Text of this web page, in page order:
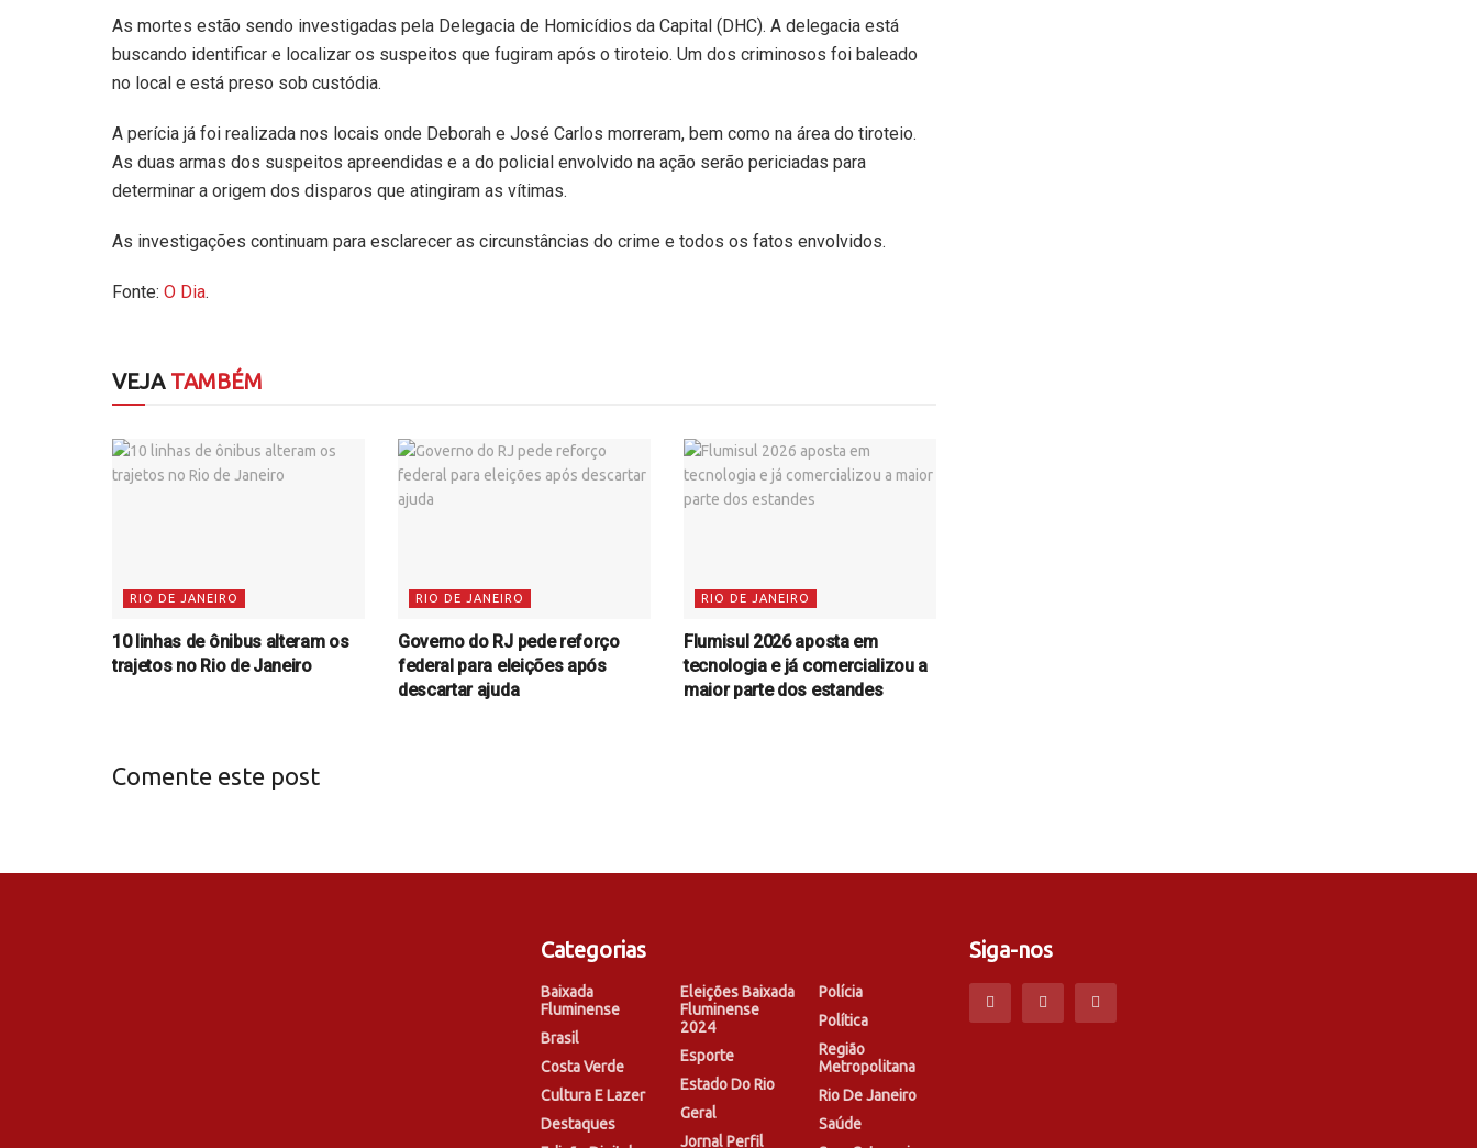
As mortes estão sendo investigadas pela Delegacia de Homicídios da Capital (DHC). A delegacia está
buscando identificar e localizar os suspeitos que fugiram após o tiroteio. Um dos criminosos foi baleado
no local e está preso sob custódia.
A perícia já foi realizada nos locais onde Deborah e José Carlos morreram, bem como na área do tiroteio.
As duas armas dos suspeitos apreendidas e a do policial envolvido na ação serão periciadas para
determinar a origem dos disparos que atingiram as vítimas.
As investigações continuam para esclarecer as circunstâncias do crime e todos os fatos envolvidos.
Fonte: O Dia.
VEJATAMBÉM
RIO DE JANEIRO
10 linhas de ônibus alteram os
trajetos no Rio de Janeiro
RIO DE JANEIRO
Governo do RJ pede reforço
federal para eleições após
descartar ajuda
RIO DE JANEIRO
Flumisul 2026 aposta em
tecnologia e já comercializou a
maior parte dos estandes
Comente este post
Categorias
Baixada
Fluminense
Brasil
Costa Verde
Cultura E Lazer
Destaques
Eleições Baixada
Fluminense
2024
Esporte
Estado Do Rio
Geral
Jornal Perfil
Polícia
Política
Região
Metropolitana
Rio De Janeiro
Saúde
Siga-nos